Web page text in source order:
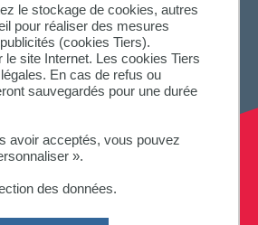
le stockage de cookies, autres
pour réaliser des mesures
(cookies Tiers).
site Internet. Les cookies Tiers
En cas de refus ou
sauvegardés pour une durée
avoir acceptés, vous pouvez
».
des données.